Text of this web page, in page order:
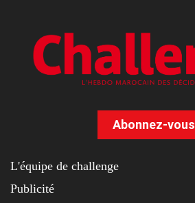
Abonnez-vous
L'équipe de challenge
Publicité